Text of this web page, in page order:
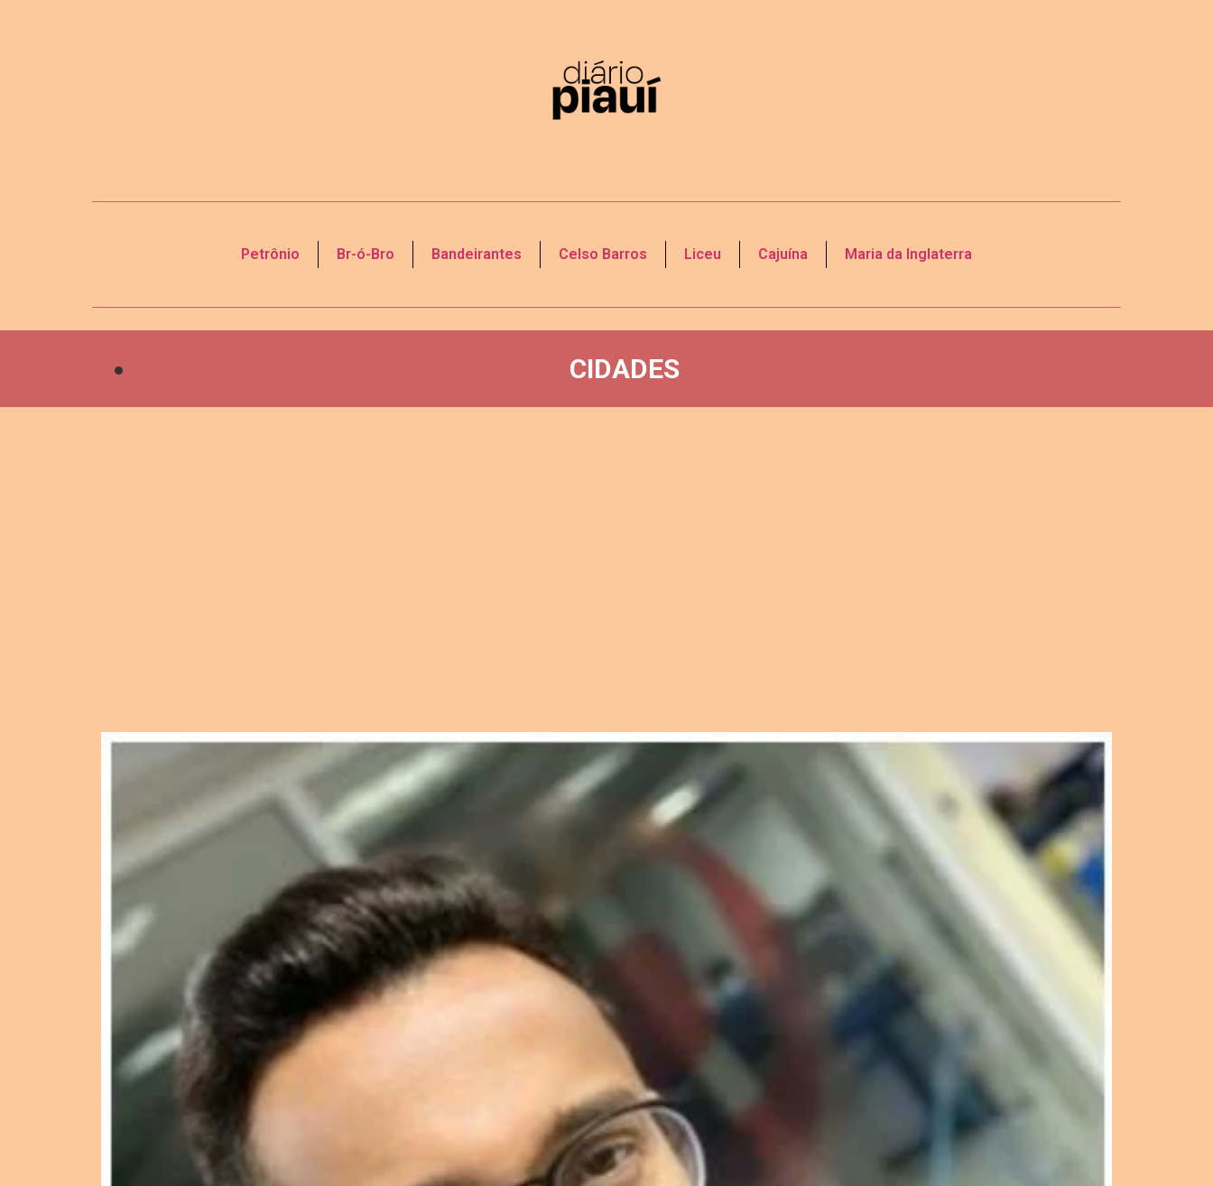
Petrônio Br-ó-Bro Bandeirantes Celso Barros Liceu Cajuína Maria da Inglaterra
CIDADES